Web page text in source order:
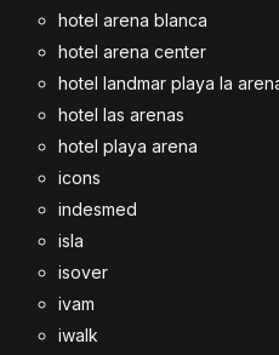
hotel arena blanca
hotel arena center
hotel landmar playa la
hotel las arenas
hotel playa arena
icons
indesmed
isla
isover
ivam
iwalk